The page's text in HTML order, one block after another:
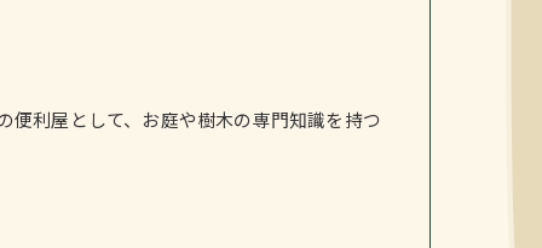
便利屋として、お庭や樹木の専門知識を持つ